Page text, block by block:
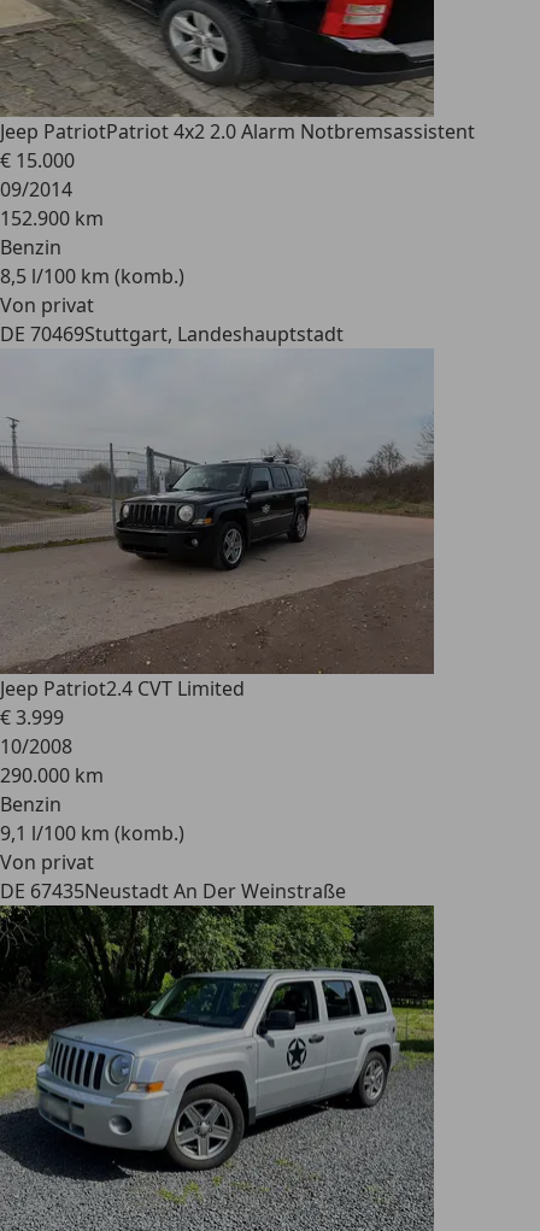
Jeep PatriotPatriot 4x2 2.0 Alarm Notbremsassistent
€ 15.000
09/2014
152.900 km
Benzin
8,5 l/100 km (komb.)
Von privat
DE 70469Stuttgart, Landeshauptstadt
Jeep Patriot2.4 CVT Limited
€ 3.999
10/2008
290.000 km
Benzin
9,1 l/100 km (komb.)
Von privat
DE 67435Neustadt An Der Weinstraße